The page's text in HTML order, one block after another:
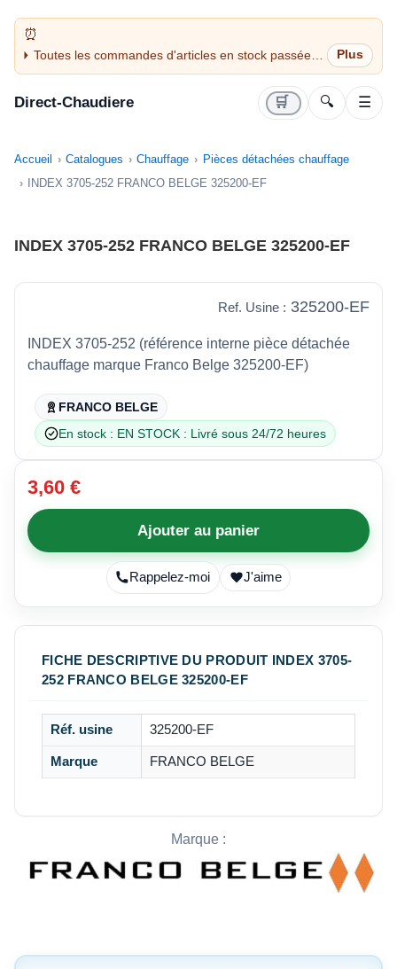
Toutes les commandes d'articles en stock passées
avant 14H sont expédiées le jour même (jours
Direct-Chaudiere 🛒 🔍 ☰
Accueil Catalogues Chauffage
Pièces détachées chauffage
INDEX 3705-252 FRANCO BELGE 325200-EF
INDEX 3705-252 FRANCO BELGE 325200-EF
Ref. Usine : 325200-EF
INDEX 3705-252 (référence interne pièce détachée
chauffage marque Franco Belge 325200-EF)
FRANCO BELGE
En stock : EN STOCK : Livré sous 24/72 heures
3,60 €
Ajouter au panier
Rappelez-moi J'aime
FICHE DESCRIPTIVE DU PRODUIT INDEX 3705-
252 FRANCO BELGE 325200-EF
Réf. usine 325200-EF
Marque FRANCO BELGE
Marque :